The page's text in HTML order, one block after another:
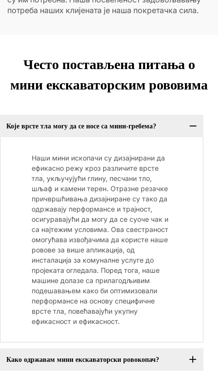
потреба наших клијената је наша покретачка сила.
Често постављена питања о
мини екскаваторским рововима
Које врсте тла могу да се носе са мини-гребема?
Наши мини ископачи су дизајнирани да
ефикасно режу кроз различите врсте
тла, укључујући глину, песчани тло,
шљаф и камени терен. Отразне резачке
причвршћивања дизајниране су тако да
одржавају перформансе и трајност,
осигуравајући да могу да се суоче чак и
са најтежим условима. Ова свестраност
омогућава извођачима да користе наше
ровове за више апликација, од
инсталација за комуналне услуге до
пројеката огледала. Поред тога, наше
машине долазе са прилагодљивим
подешавањем како би оптимизовали
перформансе на основу специфичне
врсте тла, повећавајући укупну
ефикасност и ефикасност.
Како одржавам мини екскаваторски ровокопач?